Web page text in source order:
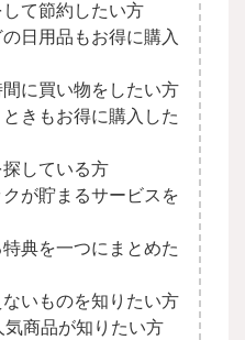
して節約したい方
日用品もお得に購入
間に買い物をしたい方
きもお得に購入した
探している方
が貯まるサービスを
典を一つにまとめた
ないものを知りたい方
気商品が知りたい方